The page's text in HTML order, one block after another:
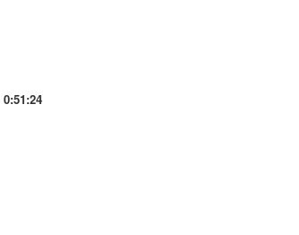
0:51:24